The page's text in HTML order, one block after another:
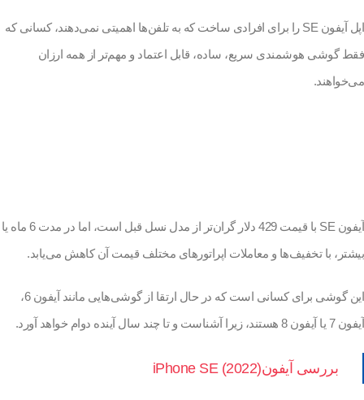
اپل آیفون SE را برای افرادی ساخت که به تلفن‌ها اهمیتی نمی‌دهند، کسانی که
فقط گوشی هوشمندی سریع، ساده، قابل اعتماد و مهم‌تر از همه ارزان
می‌خواهند.
آیفون SE با قیمت 429 دلار گران‌تر از مدل نسل قبل است، اما در مدت 6 ماه یا
بیشتر، با تخفیف‌ها و معاملات اپراتورهای مختلف قیمت آن کاهش می‌یابد.
این گوشی برای کسانی است که در حال ارتقا از گوشی‌هایی مانند آیفون 6،
آیفون 7 یا آیفون 8 هستند، زیرا آشناست و تا چند سال آینده دوام خواهد آورد.
بررسی آیفونiPhone SE (2022)